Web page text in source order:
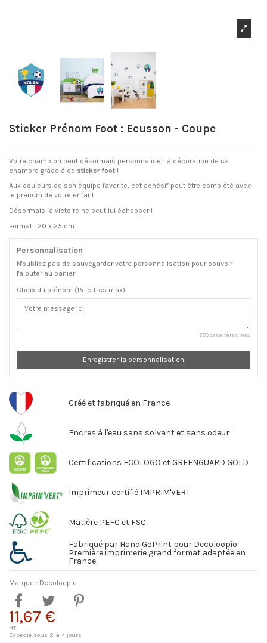
Sticker Prénom Foot : Ecusson - Coupe
Votre champion peut désormais personnaliser la décoration de sa
chambre grâce à ce sticker foot !
Aux couleurs de son équipe favorite, cet adhésif peut être complété avec
le prénom de votre enfant.
Désormais la victoire ne peut lui échapper !
Format : 20 x 25 cm
Personnalisation
N'oubliez pas de sauvegarder votre personnalisation pour pouvoir
l'ajouter au panier
Choix du prénom (15 lettres max)
250 caractères max
Enregistrer la personnalisation
Créé et fabriqué en France
Encres à l'eau sans solvant et sans odeur
Certifications ECOLOGO et GREENGUARD GOLD
Imprimeur certifié IMPRIM'VERT
Matière PEFC et FSC
Fabriqué par HandiGoPrint pour Decoloopio
Première imprimerie grand format adaptée en
France.
Marque : Decoloopio
11,67 €
HT
Expédié sous 2 à 4 jours